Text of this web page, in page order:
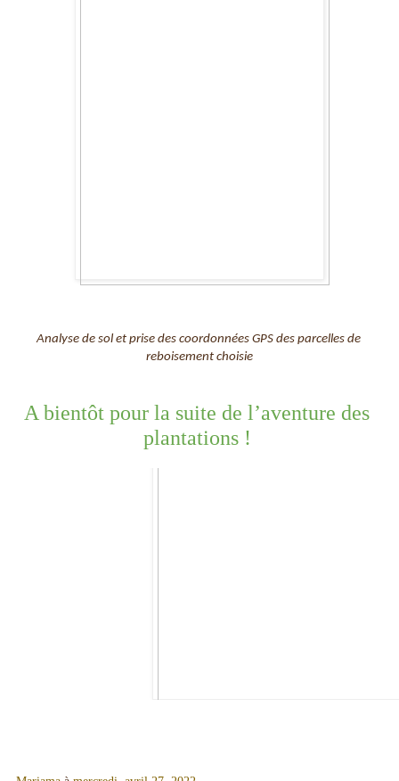
Analyse de sol et prise des coordonnées GPS des parcelles de
reboisement choisie
A bientôt pour la suite de l’aventure des
plantations !